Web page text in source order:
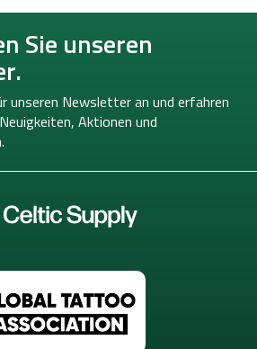
Sie unseren
unseren Newsletter an und erfahren
Neuigkeiten, Aktionen und